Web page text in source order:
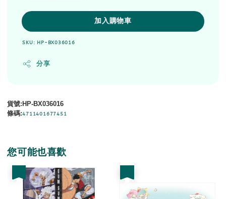
加入購物車
SKU: HP-BX036016
分享
貨號:HP-BX036016
條碼:4711401677451
您可能也喜歡